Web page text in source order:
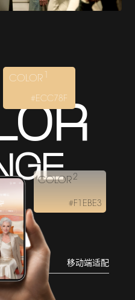
COLOR 1
#ECC78F
COLOR 2
#F1EBE3
移动端适配